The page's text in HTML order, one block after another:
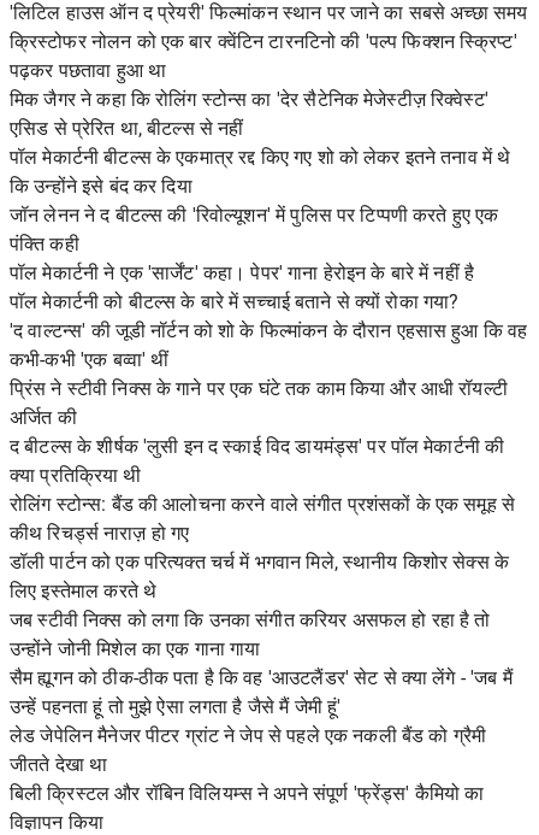
'लिटिल हाउस ऑन द प्रेयरी' फिल्मांकन स्थान पर जाने का सबसे अच्छा समय
क्रिस्टोफर नोलन को एक बार क्वेंटिन टारनटिनो की 'पल्प फिक्शन स्क्रिप्ट'
पढ़कर पछतावा हुआ था
मिक जैगर ने कहा कि रोलिंग स्टोन्स का 'देर सैटेनिक मेजेस्टीज़ रिक्वेस्ट'
एसिड से प्रेरित था, बीटल्स से नहीं
पॉल मेकार्टनी बीटल्स के एकमात्र रद्द किए गए शो को लेकर इतने तनाव में थे
कि उन्होंने इसे बंद कर दिया
जॉन लेनन ने द बीटल्स की 'रिवोल्यूशन' में पुलिस पर टिप्पणी करते हुए एक
पंक्ति कही
पॉल मेकार्टनी ने एक 'सार्जेंट' कहा। पेपर' गाना हेरोइन के बारे में नहीं है
पॉल मेकार्टनी को बीटल्स के बारे में सच्चाई बताने से क्यों रोका गया?
'द वाल्टन्स' की जूडी नॉर्टन को शो के फिल्मांकन के दौरान एहसास हुआ कि वह
कभी-कभी 'एक बव्वा' थीं
प्रिंस ने स्टीवी निक्स के गाने पर एक घंटे तक काम किया और आधी रॉयल्टी
अर्जित की
द बीटल्स के शीर्षक 'लुसी इन द स्काई विद डायमंड्स' पर पॉल मेकार्टनी की
क्या प्रतिक्रिया थी
रोलिंग स्टोन्स: बैंड की आलोचना करने वाले संगीत प्रशंसकों के एक समूह से
कीथ रिचर्ड्स नाराज़ हो गए
डॉली पार्टन को एक परित्यक्त चर्च में भगवान मिले, स्थानीय किशोर सेक्स के
लिए इस्तेमाल करते थे
जब स्टीवी निक्स को लगा कि उनका संगीत करियर असफल हो रहा है तो
उन्होंने जोनी मिशेल का एक गाना गाया
सैम ह्यूगन को ठीक-ठीक पता है कि वह 'आउटलैंडर' सेट से क्या लेंगे - 'जब मैं
उन्हें पहनता हूं तो मुझे ऐसा लगता है जैसे मैं जेमी हूं'
लेड जेपेलिन मैनेजर पीटर ग्रांट ने जेप से पहले एक नकली बैंड को ग्रैमी
जीतते देखा था
बिली क्रिस्टल और रॉबिन विलियम्स ने अपने संपूर्ण 'फ्रेंड्स' कैमियो का
विज्ञापन किया